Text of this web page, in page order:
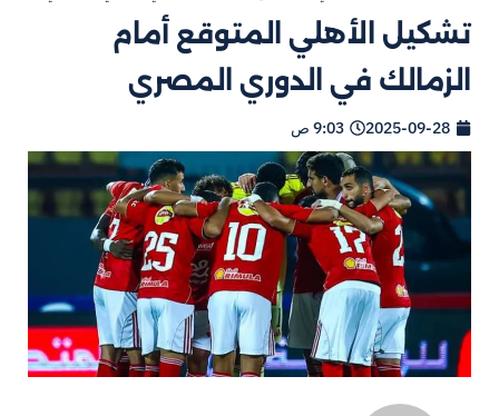
تشكيل الأهلي المتوقع أمام
الزمالك في الدوري المصري
2025-09-28 9:03 ص